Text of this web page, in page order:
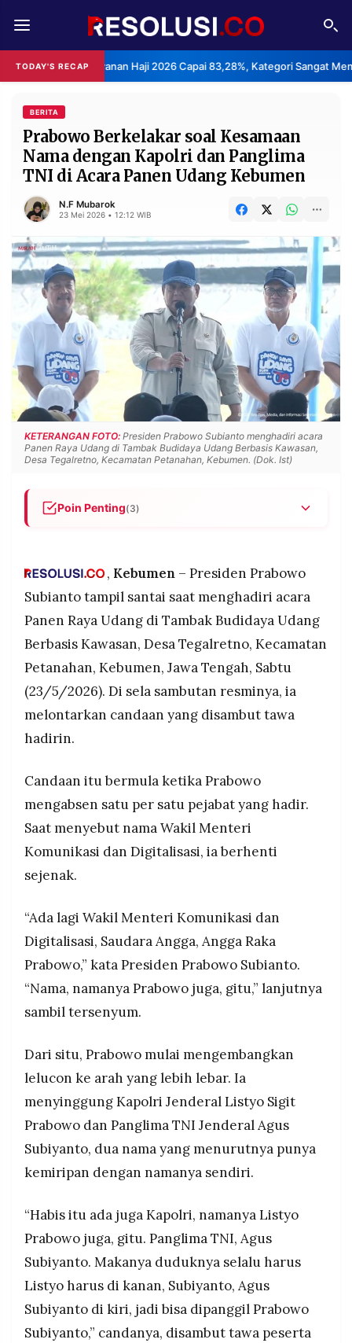
TODAY'S RECAP
Layanan Haji 2026 Capai 83,28%, Kategori Sangat Memuaskan. •
REDAKSI TENTANG
RESOLUSI IKLAN
RUBRIKASI
EDITORIAL AKSARA
FINANSIA PERSONA
DAERAH NASIONAL
MANCA SPORT
INFORMASI
PRIVACY
POLICY
BERITA
WARGA
INFORMASI
IKLAN
KIRIM
TULISAN
PENGADUAN TERM
OF
SERVICE
IKUTI
PT.
RESOLUSI
MEDIA
PRAMUDITA
©
Resolusi.co
-
PT.
MEDIA
PRAMUDITA
BERITA
Prabowo Berkelakar soal Kesamaan
Nama dengan Kapolri dan Panglima
TNI di Acara Panen Udang Kebumen
N.F Mubarok
23 Mei 2026 • 12:12 WIB
KETERANGAN FOTO: Presiden Prabowo Subianto menghadiri acara
Panen Raya Udang di Tambak Budidaya Udang Berbasis Kawasan,
Desa Tegalretno, Kecamatan Petanahan, Kebumen. (Dok. Ist)
Poin Penting(3)
Sigit Prabowo dan Panglima TNI Jenderal Agus
Kebumen, Sabtu (23/5/2026).
Prabowo berkelakar bahwa jika Kapolri duduk di
kanan dan Panglima TNI di kiri, susunan nama
keduanya bisa terbaca menjadi "Prabowo
Acara yang digelar di Desa Tegalretno,
Kecamatan Petanahan itu turut dihadiri sejumlah
menteri dan pejabat tinggi negara.
, Kebumen– Presiden Prabowo
Subianto tampil santai saat menghadiri acara
Panen Raya Udang di Tambak Budidaya Udang
Berbasis Kawasan, Desa Tegalretno, Kecamatan
Petanahan, Kebumen, Jawa Tengah, Sabtu
(23/5/2026). Di sela sambutan resminya, ia
melontarkan candaan yang disambut tawa
hadirin.
Candaan itu bermula ketika Prabowo
mengabsen satu per satu pejabat yang hadir.
Saat menyebut nama Wakil Menteri
Komunikasi dan Digitalisasi, ia berhenti
sejenak.
“Ada lagi Wakil Menteri Komunikasi dan
Digitalisasi, Saudara Angga, Angga Raka
Prabowo,” kata Presiden Prabowo Subianto.
“Nama, namanya Prabowo juga, gitu,” lanjutnya
sambil tersenyum.
Dari situ, Prabowo mulai mengembangkan
lelucon ke arah yang lebih lebar. Ia
menyinggung Kapolri Jenderal Listyo Sigit
Prabowo dan Panglima TNI Jenderal Agus
Subiyanto, dua nama yang menurutnya punya
kemiripan dengan namanya sendiri.
“Habis itu ada juga Kapolri, namanya Listyo
Prabowo juga, gitu. Panglima TNI, Agus
Subiyanto. Makanya duduknya selalu harus
Listyo harus di kanan, Subiyanto, Agus
Subiyanto di kiri, jadi bisa dipanggil Prabowo
Subiyanto,” candanya, disambut tawa peserta